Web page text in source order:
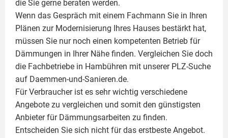
die Sie gerne beraten werden.
Wenn das Gespräch mit einem Fachmann Sie in Ihren
Plänen zur Modernisierung Ihres Hauses bestärkt hat,
müssen Sie nur noch einen kompetenten Betrieb für
Dämmungen in Ihrer Nähe finden. Vergleichen Sie doch
die Fachbetriebe in Hambühren mit unserer PLZ-Suche
auf Daemmen-und-Sanieren.de.
Für Verbraucher ist es sehr wichtig verschiedene
Angebote zu vergleichen und somit den günstigsten
Anbieter für Dämmungsarbeiten zu finden.
Entscheiden Sie sich nicht für das erstbeste Angebot.